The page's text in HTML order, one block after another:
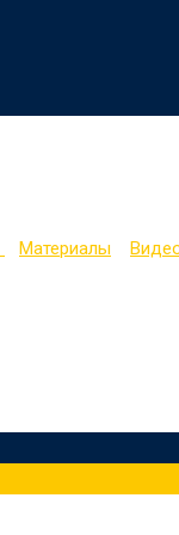
Материалы